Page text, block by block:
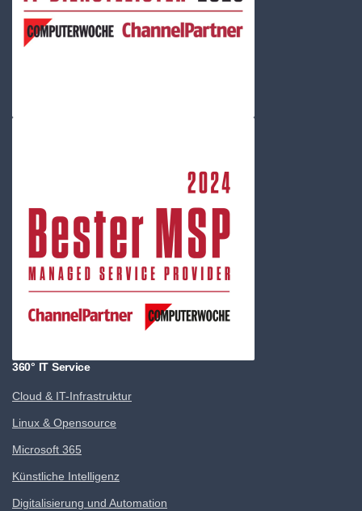
360° IT Service
Cloud & IT-Infrastruktur
Linux & Opensource
Microsoft 365
Künstliche Intelligenz
Digitalisierung und Automation